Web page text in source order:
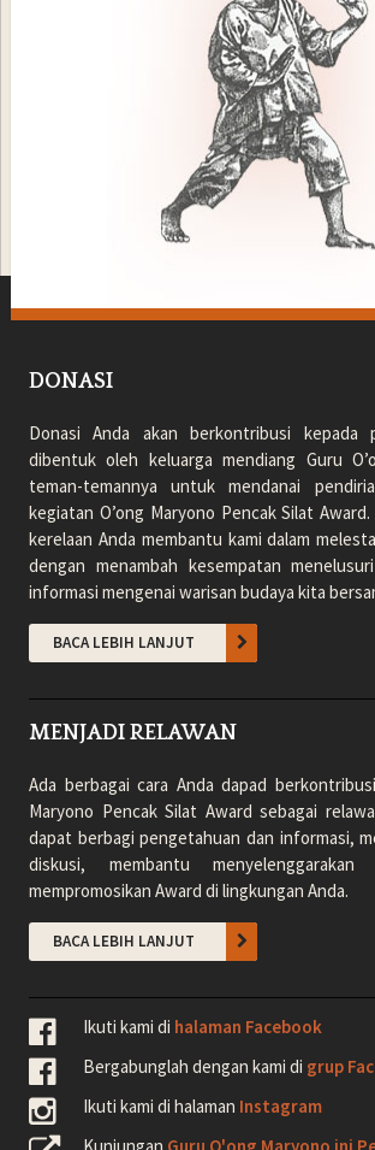
DONASI
Donasi Anda akan berkontribusi kepada
dibentuk oleh keluarga mendiang Guru
teman-temannya untuk mendanai
kegiatan O’ong Maryono Pencak Silat
kerelaan Anda membantu kami dalam
dengan menambah kesempatan
informasi mengenai warisan budaya kita
BACA LEBIH LANJUT
MENJADI RELAWAN
Ada berbagai cara Anda dapad
Maryono Pencak Silat Award sebagai
dapat berbagi pengetahuan dan informasi,
diskusi, membantu
mempromosikan Award di lingkungan Anda.
BACA LEBIH LANJUT
Ikuti kami di halaman Facebook
Bergabunglah dengan kami di grup
Ikuti kami di halaman Instagram
Kunjungan Guru O'ong Maryono ini